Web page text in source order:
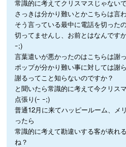
常識的に考えてクリスマスじゃない
さっきは分かり難いとかこちらは言
そう言っている最中に電話を切った
切ってませんし、お前とはなんです
ｰ;)
言葉遣いが悪かったのはこちらは謝
ポップが分かり難い事に対しては謝
謝るってこと知らないのですか？
と聞いたら常識的に考えて今クリス
点張り(ｰ ｰ;)
普通12月に来てハッピールーム、メ
ったら
常識的に考えて勘違いする客が表れ
ね？